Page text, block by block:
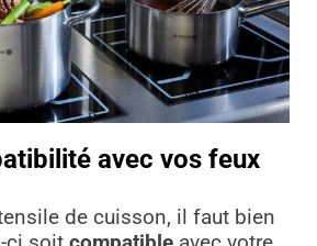
avec vos feux
de cuisson, il faut bien